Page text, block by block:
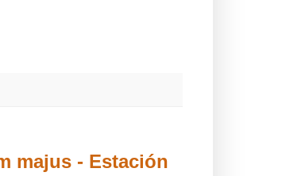
majus - Estación